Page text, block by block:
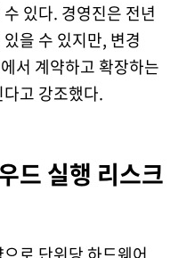
있다. 경영진은 전년
을 수 있지만, 변경
서 계약하고 확장하는
고 강조했다.
드 실행 리스크